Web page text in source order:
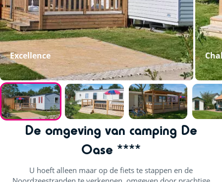
Excellence
De omgeving van camping De
Oase ****
U hoeft alleen maar op de fiets te stappen en de